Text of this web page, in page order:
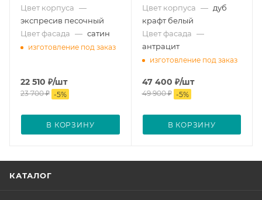
Цвет корпуса —
экспресив песочный
Цвет фасада — сатин
изготовление под заказ
22 510 ₽/шт
23 700₽ -5%
В КОРЗИНУ
Цвет корпуса — дуб
крафт белый
Цвет фасада —
антрацит
изготовление под заказ
47 400 ₽/шт
49 900₽ -5%
В КОРЗИНУ
КАТАЛОГ